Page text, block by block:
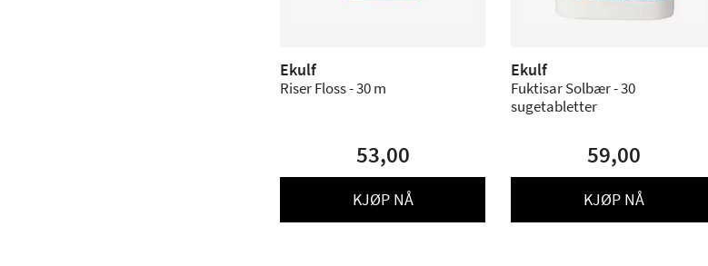
Ekulf
Riser Floss - 30 m
53,00
KJØP NÅ
Ekulf
Fuktisar Solbær - 30
sugetabletter
59,00
KJØP NÅ